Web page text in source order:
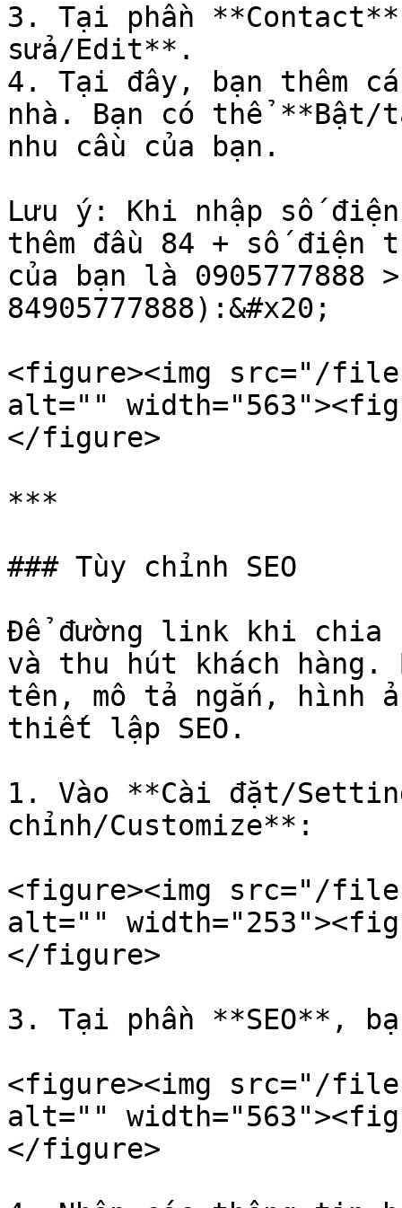
3. Tại phần
sửa/Edit**.
4. Tại đây, bạn thêm
nhà. Bạn có thể
nhu cầu của bạn.
Lưu ý: Khi nhập số
thêm đầu 84 + số
của bạn là 0905777888
84905777888):&#x20;
<figure><img src="/
alt=""
</figure>
***
### Tùy chỉnh SEO
Để đường link khi chia
và thu hút khách hàng.
tên, mô tả ngắn, hình
thiết lập SEO.
1. Vào **Cài đặt/
chỉnh/Customize**:
<figure><img src="/
alt=""
</figure>
3. Tại phần **SEO**,
<figure><img src="/files/
alt=""
</figure>